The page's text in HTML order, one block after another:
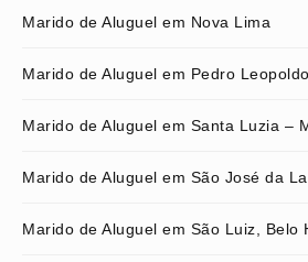
Marido de Aluguel em Nova Lima
Marido de Aluguel em Pedro
Marido de Aluguel em Santa Luzia –
Marido de Aluguel em São José da
Marido de Aluguel em São Luiz, Belo